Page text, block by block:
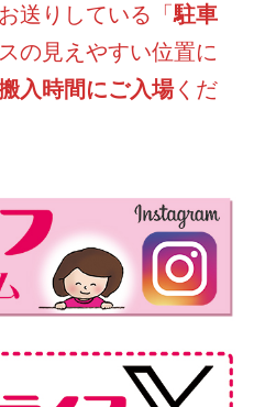
送りしている「駐車
の見えやすい位置に
入時間にご入場くだ